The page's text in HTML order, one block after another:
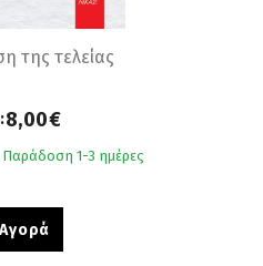
της τελείας
8,00€
Παράδοση 1-3 ημέρες
Αγορά